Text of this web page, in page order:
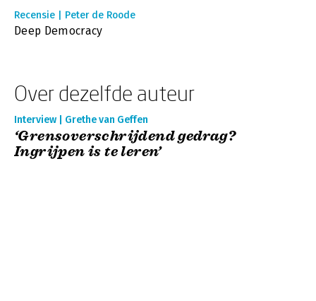
Recensie | Peter de Roode
Deep Democracy
Over dezelfde auteur
Interview | Grethe van Geffen
‘Grensoverschrijdend gedrag?
Ingrijpen is te leren’